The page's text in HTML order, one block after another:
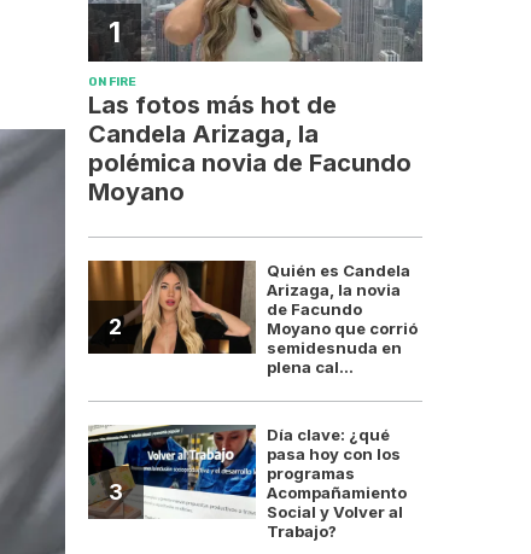
1
ON FIRE
Las fotos más hot de
Candela Arizaga, la
polémica novia de Facundo
Moyano
2
Quién es Candela
Arizaga, la novia
de Facundo
Moyano que corrió
semidesnuda en
plena cal...
3
Día clave: ¿qué
pasa hoy con los
programas
Acompañamiento
Social y Volver al
Trabajo?